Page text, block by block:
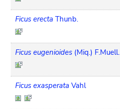
Ficus erecta Thunb.
Ficus eugenioides (Miq.) F.Muell.
Ficus exasperata Vahl